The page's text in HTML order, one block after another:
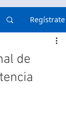
Regístrate
de